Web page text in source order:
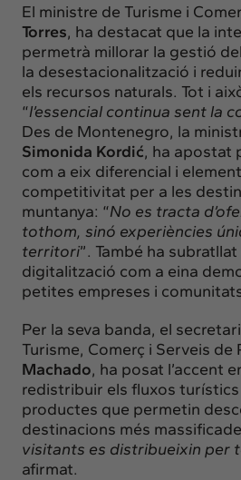
El ministre de Turisme i
Torres, ha destacat que la
permetrà millorar la gestió
la desestacionalització i
els recursos naturals. Tot i
“l’essencial continua sent la
Des de Montenegro, la
Simonida Kordić, ha apostat
com a eix diferencial i
competitivitat per a les
muntanya: “No es tracta
tothom, sinó experiències
territori”. També ha
digitalització com a eina
petites empreses i
Per la seva banda, el
Turisme, Comerç i Serveis de
Machado, ha posat l’accent
redistribuir els fluxos
productes que permetin
destinacions més
visitants es distribueixin per
afirmat.